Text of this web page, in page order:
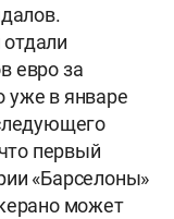
евро за
уже в январе
первый
«Барселоны»
может